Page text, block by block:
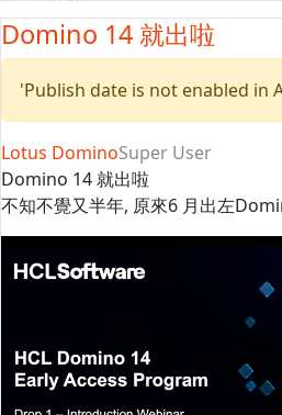
Domino 14 就出啦
'Publish date is not enabled in
Lotus DominoSuper User
Domino 14 就出啦
不知不覺又半年, 原來6 月出左